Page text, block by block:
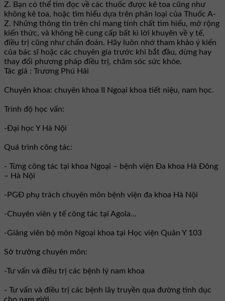
Z. Bạn có thể tìm đọc về các thuốc được kê toa cũng như
không kê toa, hoặc tìm hiểu dựa trên phân loại của Thuốc A-
Z. Những thông tin trên chỉ mang tính chất tìm hiểu, mở rộng
kiến thức, và không hề cung cấp bất kì lời khuyên về y tế,
điều trị cũng như chẩn đoán. Hãy luôn nhớ tham khảo ý kiến
của bác sĩ hoặc các chuyên gia trước khi bắt đầu, dừng hay
thay đổi phương pháp điều trị, chăm sóc sức khỏe.
Tác giả : Trương Phú Hải
Chuyên khoa: chuyên khoa II Ngoại khoa tiết niệu, nam học.
Trình độ học vấn:
-Đại học Y Hà Nội
Quá trình công tác:
- Từng công tác tại khoa Ngoại – bệnh viện Đa khoa Hà Đông
– Hà Nội
-PGĐ phụ trách chuyên môn bệnh viện đa khoa Hà Nội
-Chuyên viên y tế công tác tại Agola...
-Giảng viên bộ môn Ngoại khoa tại Học viện Quân Y 103
Sở trưởng chuyên môn:
-Tư vấn và điều trị các bệnh lý nam khoa
- Tư vấn và điều trị các bệnh lây truyền qua đường tình dục